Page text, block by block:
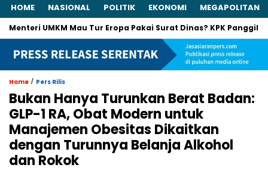
HOME NASIONAL POLITIK EKONOMI MEGAPOLITAN
UMKM Mau Tur Eropa Pakai Surat Dinas? KPK Panggil Suami!
Home / Pers Rilis
Bukan Hanya Turunkan Berat Badan:
GLP-1 RA, Obat Modern untuk
Manajemen Obesitas Dikaitkan
dengan Turunnya Belanja Alkohol
dan Rokok